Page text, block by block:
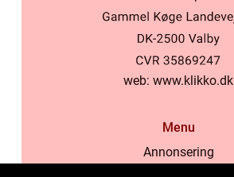
web: www.klikko.dk
Menu
Annonsering